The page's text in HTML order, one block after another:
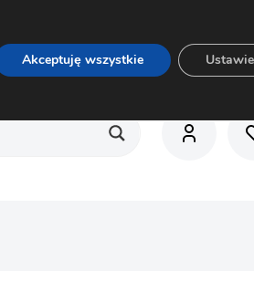
Akceptuję wszystkie